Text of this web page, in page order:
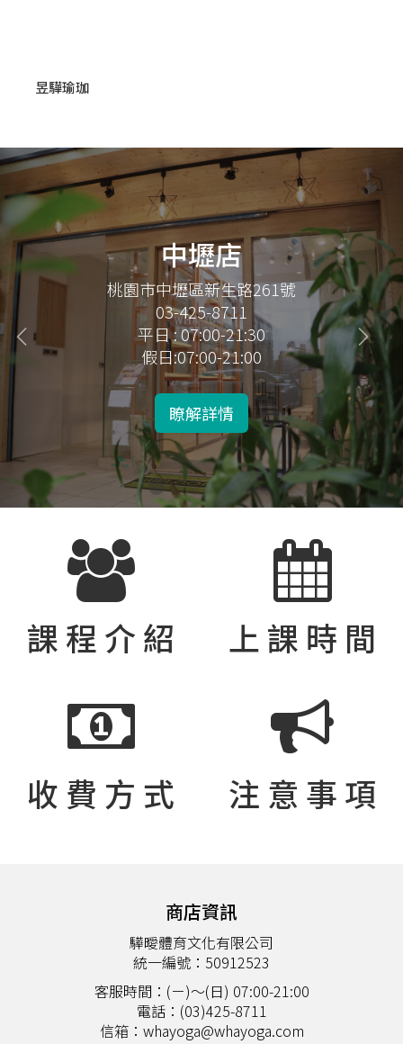
昱驊瑜珈
Previous
桃園店
桃園市桃園區三民路三段120號4樓
03-334-6787
平日:08:00-21:00
假日:門市不開放
瞭解詳情
課 程 介 紹 上 課 時 間
收 費 方 式 注 意 事 項
商店資訊
驊曖體育文化有限公司
統一編號：50912523
客服時間：(ㄧ)～(日) 07:00-21:00
電話：(03)425-8711
信箱：whayoga@whayoga.com